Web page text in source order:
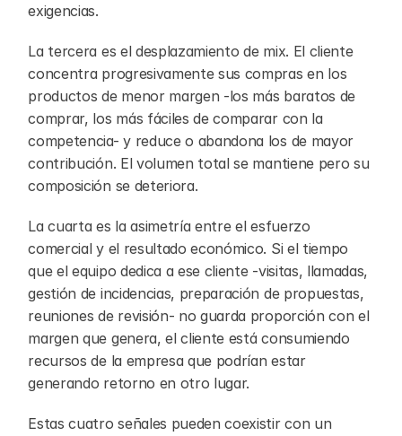
exigencias.
La tercera es el desplazamiento de mix. El cliente
concentra progresivamente sus compras en los
productos de menor margen -los más baratos de
comprar, los más fáciles de comparar con la
competencia- y reduce o abandona los de mayor
contribución. El volumen total se mantiene pero su
composición se deteriora.
La cuarta es la asimetría entre el esfuerzo
comercial y el resultado económico. Si el tiempo
que el equipo dedica a ese cliente -visitas, llamadas,
gestión de incidencias, preparación de propuestas,
reuniones de revisión- no guarda proporción con el
margen que genera, el cliente está consumiendo
recursos de la empresa que podrían estar
generando retorno en otro lugar.
Estas cuatro señales pueden coexistir con un